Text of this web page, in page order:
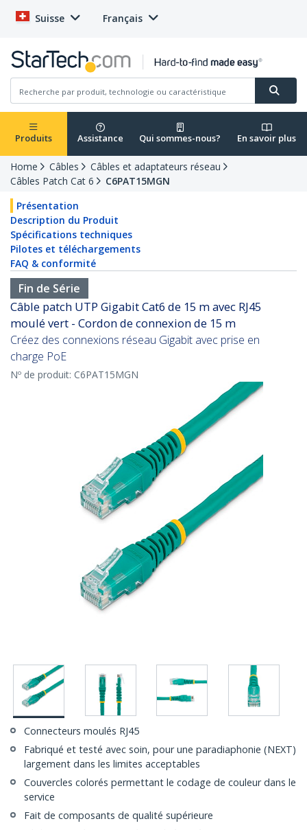
Suisse Français
Produits Assistance Qui sommes-nous? En savoir plus
Home Câbles
Câbles et adaptateurs réseau
Câbles Patch Cat 6
C6PAT15MGN
Présentation
Description du Produit
Spécifications techniques
Pilotes et téléchargements
FAQ & conformité
Fin de Série
Câble patch UTP Gigabit Cat6 de 15 m avec RJ45
moulé vert - Cordon de connexion de 15 m
Créez des connexions réseau Gigabit avec prise en
charge PoE
Nº de produit: C6PAT15MGN
Connecteurs moulés RJ45
Fabriqué et testé avec soin, pour une paradiaphonie (NEXT)
largement dans les limites acceptables
Couvercles colorés permettant le codage de couleur dans le
service
Fait de composants de qualité supérieure